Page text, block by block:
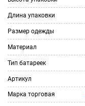
Длина упаковки
Размер одежды
Материал
Тип батареек
Артикул
Марка торговая